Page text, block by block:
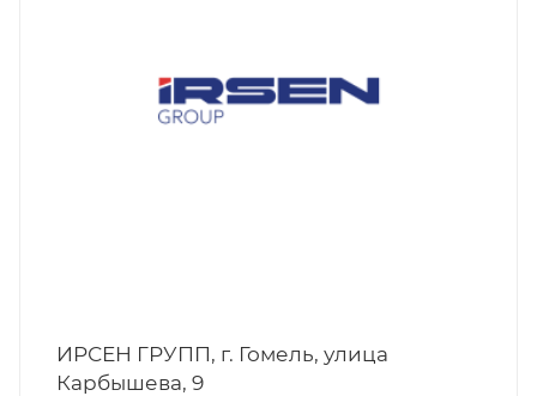
ИРСЕН ГРУПП, г. Гомель, улица
Карбышева, 9